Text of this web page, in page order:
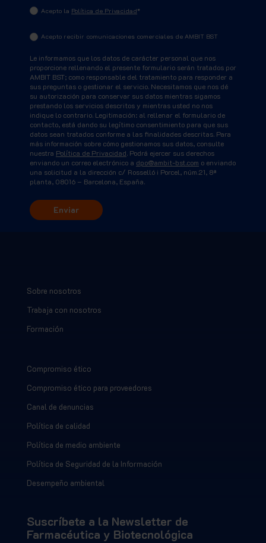
Acepto la Política de Privacidad*
Acepto recibir comunicaciones comerciales de AMBIT BST
Le informamos que los datos de carácter personal que nos
proporcione rellenando el presente formulario serán tratados por
AMBIT BST; como responsable del tratamiento para responder a
sus preguntas o gestionar el servicio. Necesitamos que nos dé
su autorización para conservar sus datos mientras sigamos
prestando los servicios descritos y mientras usted no nos
indique lo contrario. Legitimación: al rellenar el formulario de
contacto, está dando su legítimo consentimiento para que sus
datos sean tratados conforme a las finalidades descritas. Para
más información sobre cómo gestionamos sus datos, consulte
nuestra Política de Privacidad. Podrá ejercer sus derechos
enviando un correo electrónico a dpo@ambit-bst.com o enviando
una solicitud a la dirección c/ Rosselló i Porcel, núm.21, 8ª
planta, 08016 – Barcelona, España.
Sobre nosotros
Trabaja con nosotros
Formación
Compromiso ético
Compromiso ético para proveedores
Canal de denuncias
Política de calidad
Política de medio ambiente
Política de Seguridad de la Información
Desempeño ambiental
Suscríbete a la Newsletter de
Farmacéutica y Biotecnológica